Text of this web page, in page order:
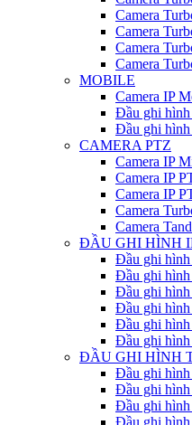
Camera
Camera
Camera
Camera
MOBILE
Camera IP
Đầu ghi
Đầu ghi
CAMERA PTZ
Camera IP
Camera IP
Camera IP
Camera
Camera
ĐẦU GHI HÌNH
Đầu ghi hình
Đầu ghi hình
Đầu ghi hình
Đầu ghi hình
Đầu ghi hình
Đầu ghi
ĐẦU GHI HÌNH
Đầu ghi hình
Đầu ghi hình
Đầu ghi hình
Đầu ghi hình